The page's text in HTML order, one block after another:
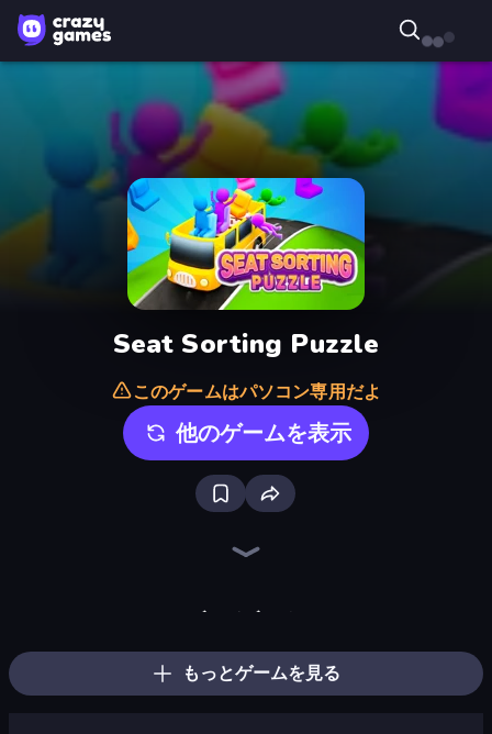
Seat Sorting Puzzle
このゲームはパソコン専用だよ
他のゲームを表示
Skydom
ブロックブラスト
もっとゲームを見る